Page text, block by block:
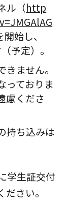
ル（http
始し、
予定）。
ません。
っておりま
慮くださ
持ち込みは
学生証交付
ださい。